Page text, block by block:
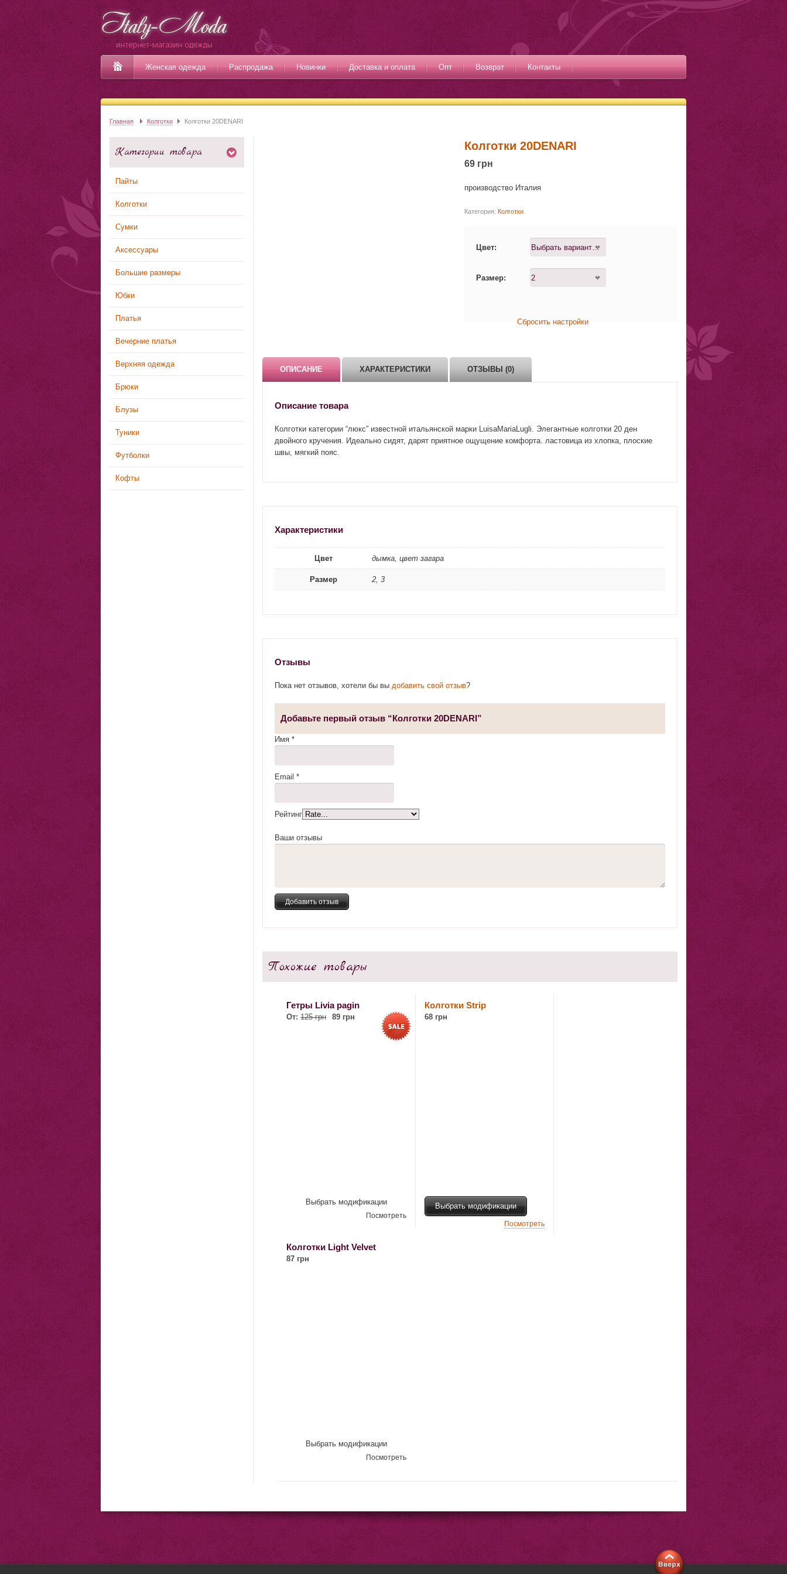
Женская одежда Распродажа Новинки Доставка и оплата Опт Возврат Контакты
Главная Колготки Колготки 20DENARI
Категории товара
Пайты
Колготки
Сумки
Аксессуары
Большие размеры
Юбки
Платья
Вечерние платья
Верхняя одежда
Брюки
Блузы
Туники
Футболки
Кофты
Колготки 20DENARI
69 грн
производство Италия
Категория: Колготки
Цвет:
Размер:
Сбросить настройки
ОПИСАНИЕ ХАРАКТЕРИСТИКИ ОТЗЫВЫ (0)
Описание товара
Колготки категории “люкс” известной итальянской марки LuisaMariaLugli. Элегантные колготки 20 ден
двойного кручения. Идеально сидят, дарят приятное ощущение комфорта. ластовица из хлопка, плоские
швы, мягкий пояс.
Характеристики
Цвет дымка, цвет загара
Размер 2, 3
Отзывы
Пока нет отзывов, хотели бы вы добавить свой отзыв?
Добавьте первый отзыв “Колготки 20DENARI”
Имя *
Email *
Рейтинг
Ваши отзывы
Похожие товары
Гетры Livia pagin
От: 125 грн 89 грн
Выбрать модификации
Посмотреть
Колготки Strip
68 грн
Выбрать модификации
Посмотреть
Колготки Light Velvet
87 грн
Выбрать модификации
Посмотреть